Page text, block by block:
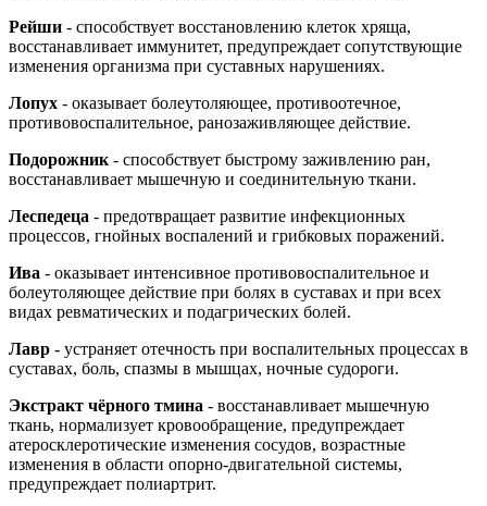
Рейши - способствует восстановлению клеток хряща,
восстанавливает иммунитет, предупреждает сопутствующие
изменения организма при суставных нарушениях.
Лопух - оказывает болеутоляющее, противоотечное,
противовоспалительное, ранозаживляющее действие.
Подорожник - способствует быстрому заживлению ран,
восстанавливает мышечную и соединительную ткани.
Леспедеца - предотвращает развитие инфекционных
процессов, гнойных воспалений и грибковых поражений.
Ива - оказывает интенсивное противовоспалительное и
болеутоляющее действие при болях в суставах и при всех
видах ревматических и подагрических болей.
Лавр - устраняет отечность при воспалительных процессах в
суставах, боль, спазмы в мышцах, ночные судороги.
Экстракт чёрного тмина - восстанавливает мышечную
ткань, нормализует кровообращение, предупреждает
атеросклеротические изменения сосудов, возрастные
изменения в области опорно-двигательной системы,
предупреждает полиартрит.